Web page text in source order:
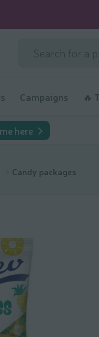
Campaigns 🔥
here
Candy packages